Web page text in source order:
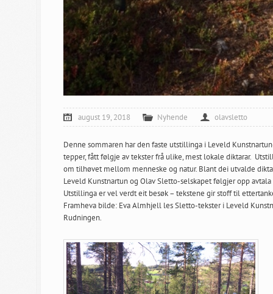
august 19, 2018 Nyhende olavsletto
Denne sommaren har den faste utstillinga i Leveld
tepper, fått følgje av tekster frå ulike, mest lokale diktarar.
om tilhøvet mellom menneske og natur. Blant dei utvalde
Leveld Kunstnartun og Olav Sletto-selskapet følgjer opp
Utstillinga er vel verdt eit besøk – tekstene gir stoff til
Framheva bilde: Eva Almhjell les Sletto-tekster i Leveld
Rudningen.